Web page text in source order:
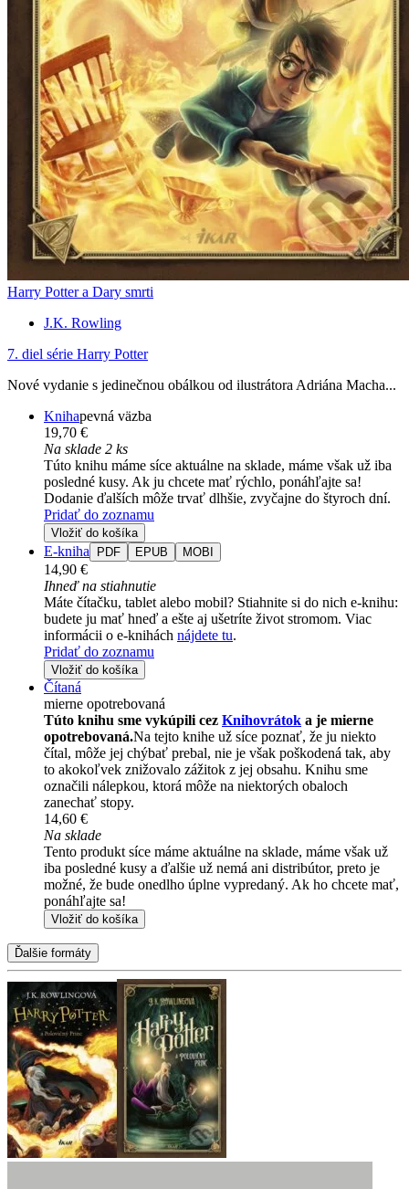
Harry Potter a Dary smrti
J.K. Rowling
7. diel série Harry Potter
Nové vydanie s jedinečnou obálkou od ilustrátora Adriána Macha...
Knihapevná väzba
19,70 €
Na sklade 2 ks
Túto knihu máme síce aktuálne na sklade, máme však už iba
posledné kusy. Ak ju chcete mať rýchlo, ponáhľajte sa!
Dodanie ďalších môže trvať dlhšie, zvyčajne do štyroch dní.
Pridať do zoznamu
Vložiť do košíka
E-kniha PDF EPUB MOBI
14,90 €
Ihneď na stiahnutie
Máte čítačku, tablet alebo mobil? Stiahnite si do nich e-knihu:
budete ju mať hneď a ešte aj ušetríte život stromom. Viac
informácii o e-knihách nájdete tu.
Pridať do zoznamu
Vložiť do košíka
Čítaná
mierne opotrebovaná
Túto knihu sme vykúpili cez Knihovrátok a je mierne
opotrebovaná.Na tejto knihe už síce poznať, že ju niekto
čítal, môže jej chýbať prebal, nie je však poškodená tak, aby
to akokoľvek znižovalo zážitok z jej obsahu. Knihu sme
označili nálepkou, ktorá môže na niektorých obaloch
zanechať stopy.
14,60 €
Na sklade
Tento produkt síce máme aktuálne na sklade, máme však už
iba posledné kusy a ďalšie už nemá ani distribútor, preto je
možné, že bude onedlho úplne vypredaný. Ak ho chcete mať,
ponáhľajte sa!
Vložiť do košíka
Ďalšie formáty